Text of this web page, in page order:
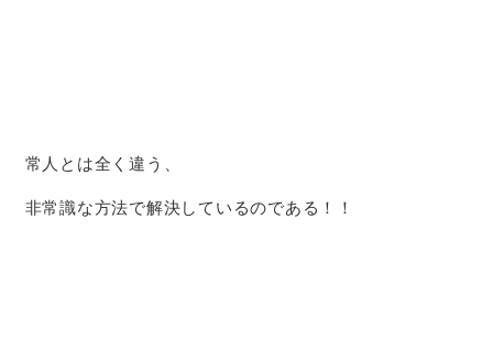
常人とは全く違う、
非常識な方法で解決しているのである！！